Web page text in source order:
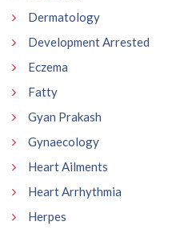
Dermatology
Development Arrested
Eczema
Fatty
Gyan Prakash
Gynaecology
Heart Ailments
Heart Arrhythmia
Herpes